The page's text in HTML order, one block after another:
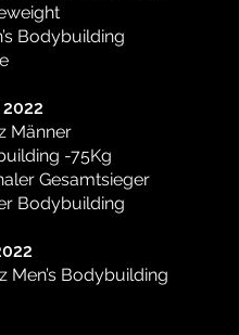
Bodybuilding
Männer
-75Kg
Gesamtsieger
Bodybuilding
Men’s Bodybuilding